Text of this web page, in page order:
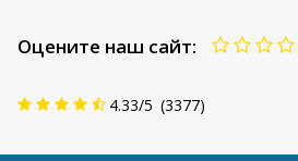
Оцените наш сайт:
4.33/5 (3377)